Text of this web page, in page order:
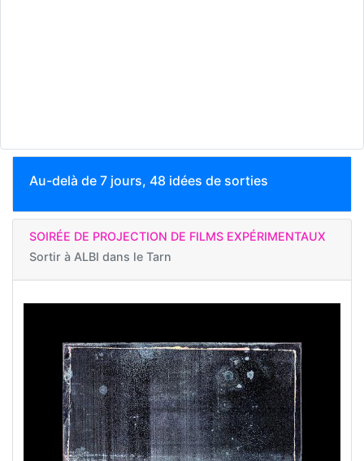
Au-delà de 7 jours, 48 idées de sorties
SOIRÉE DE PROJECTION DE FILMS EXPÉRIMENTAUX
Sortir à ALBI dans le Tarn